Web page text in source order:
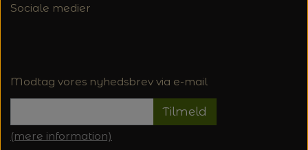
Sociale medier
Modtag vores nyhedsbrev via e-mail
Tilmeld
(mere information)